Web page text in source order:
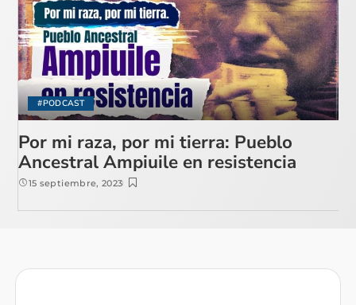
#PODCAST
Por mi raza, por mi tierra: Pueblo
Ancestral Ampiuile en resistencia
15 septiembre, 2023